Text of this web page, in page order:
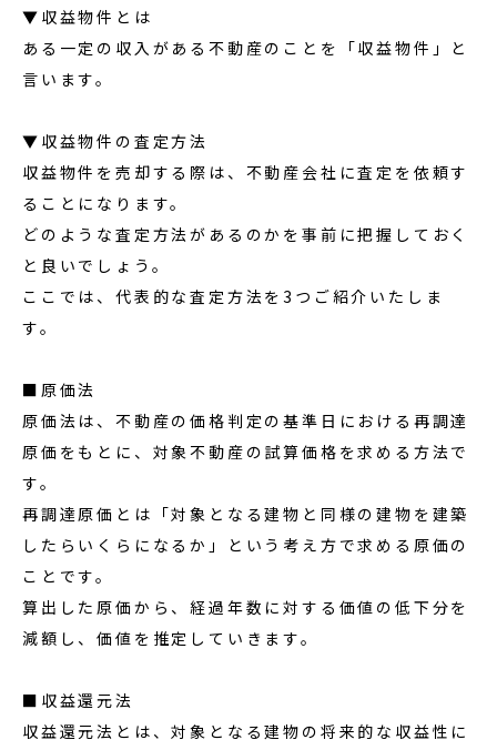
▼収益物件とは
ある一定の収入がある不動産のことを「収益物件」と
言います。
▼収益物件の査定方法
収益物件を売却する際は、不動産会社に査定を依頼す
ることになります。
どのような査定方法があるのかを事前に把握しておく
と良いでしょう。
ここでは、代表的な査定方法を3つご紹介いたしま
す。
■原価法
原価法は、不動産の価格判定の基準日における再調達
原価をもとに、対象不動産の試算価格を求める方法で
す。
再調達原価とは「対象となる建物と同様の建物を建築
したらいくらになるか」という考え方で求める原価の
ことです。
算出した原価から、経過年数に対する価値の低下分を
減額し、価値を推定していきます。
■収益還元法
収益還元法とは、対象となる建物の将来的な収益性に